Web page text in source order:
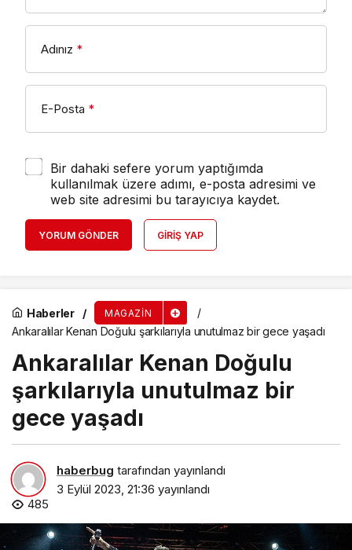
Adınız *
E-Posta *
Bir dahaki sefere yorum yaptığımda
kullanılmak üzere adımı, e-posta adresimi ve
web site adresimi bu tarayıcıya kaydet.
YORUM GÖNDER GIRIŞ YAP
Haberler MAGAZIN
Ankaralılar Kenan Doğulu şarkılarıyla unutulmaz bir gece yaşadı
Ankaralılar Kenan Doğulu
şarkılarıyla unutulmaz bir
gece yaşadı
haberbug tarafından yayınlandı
3 Eylül 2023, 21:36 yayınlandı
485